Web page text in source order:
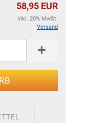
58,95 EUR
inkl. 20% MwSt.
Versand